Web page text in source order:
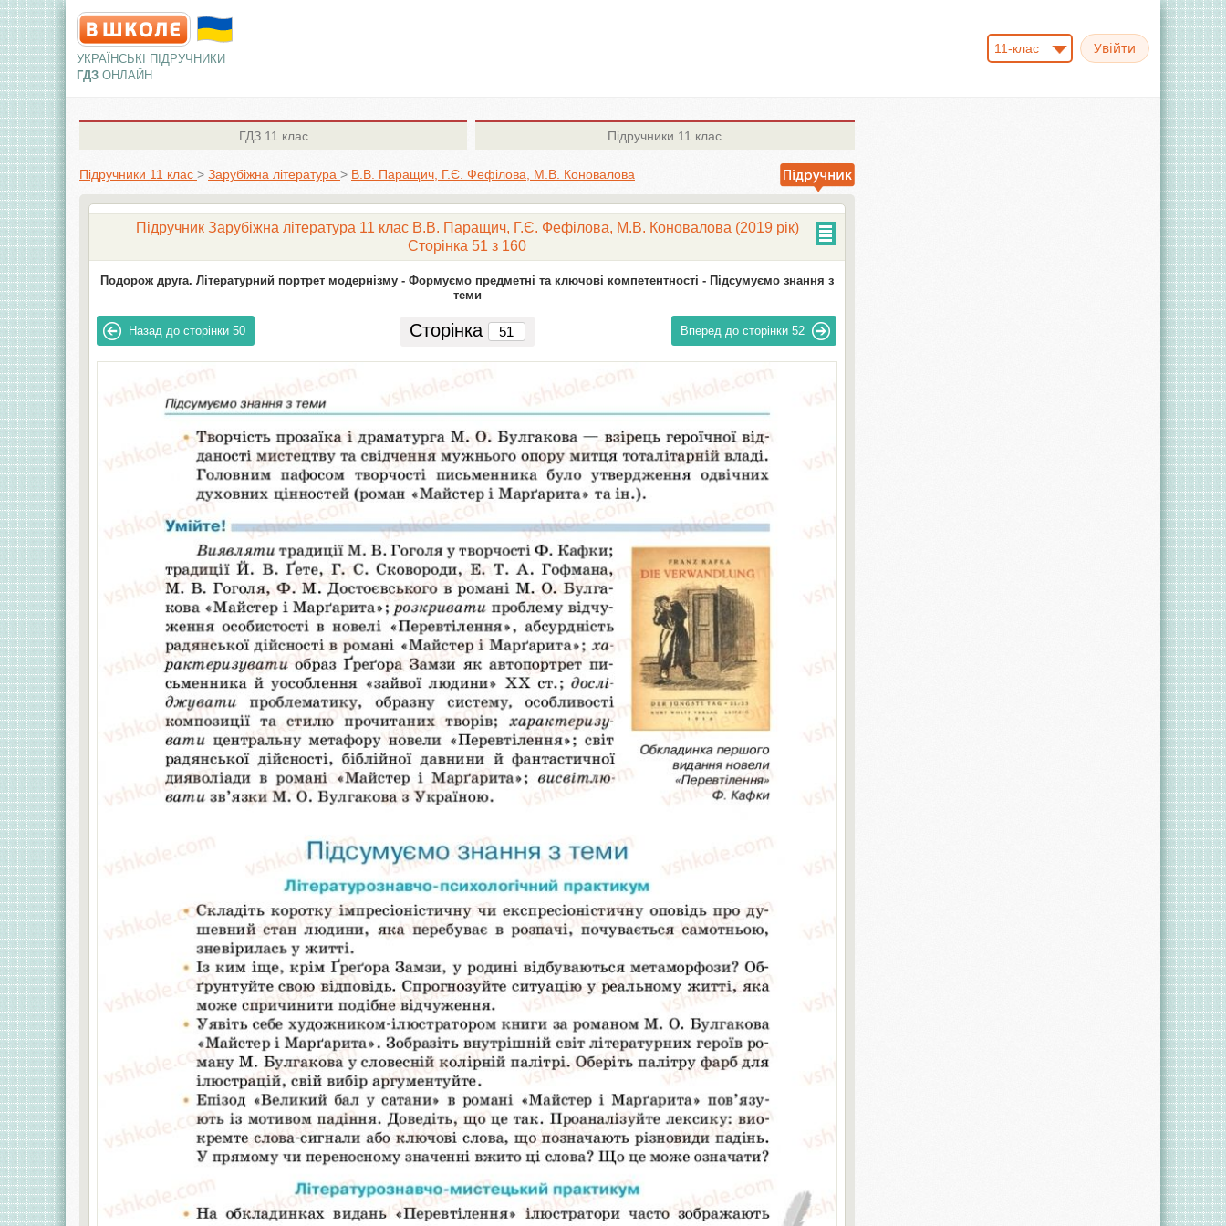
УКРАЇНСЬКІ ПІДРУЧНИКИ
ГДЗ ОНЛАЙН
11-клас
ГДЗ11 клас Підручники 11 клас
Підручники 11 клас > Зарубіжна література > В.В. Паращич, Г.Є. Фефілова, М.В. Коновалова
Підручник Зарубіжна література 11 клас В.В. Паращич, Г.Є. Фефілова, М.В. Коновалова (2019 рік)
Сторінка 51 з 160
Подорож друга. Літературний портрет модернізму - Формуємо предметні та ключові компетентності - Підсумуємо знання з
теми
Назад до сторінки 50 Сторінка Вперед до сторінки 52